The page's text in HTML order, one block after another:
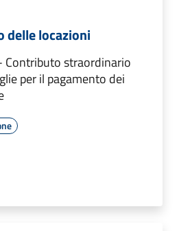
delle locazioni
Contributo straordinario
per il pagamento dei